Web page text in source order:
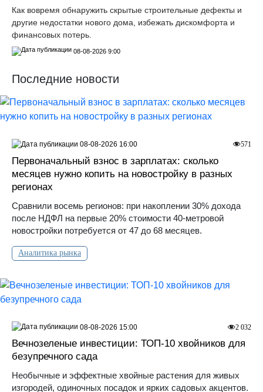
Как вовремя обнаружить скрытые строительные дефекты и
другие недостатки нового дома, избежать дискомфорта и
финансовых потерь.
08-08-2026 9:00
Последние новости
Первоначальный взнос в зарплатах: сколько
месяцев нужно копить на новостройку в разных
регионах
Сравнили восемь регионов: при накоплении 30% дохода
после НДФЛ на первые 20% стоимости 40-метровой
новостройки потребуется от 47 до 68 месяцев.
Аналитика рынка
571
08-08-2026 16:00
Вечнозеленые инвестиции: ТОП-10 хвойников для
безупречного сада
Необычные и эффектные хвойные растения для живых
изгородей, одиночных посадок и ярких садовых акцентов.
2 032
08-08-2026 15:00